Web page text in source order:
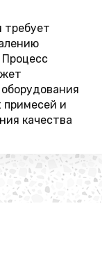
требует
примесей и
качества